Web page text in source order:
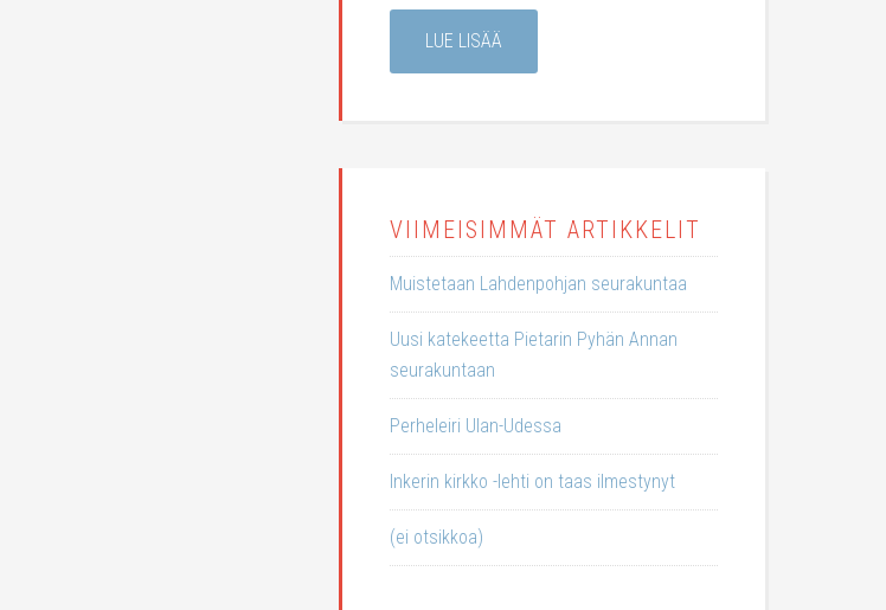
LUE LISÄÄ
VIIMEISIMMÄT ARTIKKELIT
Muistetaan Lahdenpohjan seurakuntaa
Uusi katekeetta Pietarin Pyhän Annan
seurakuntaan
Perheleiri Ulan-Udessa
Inkerin kirkko -lehti on taas ilmestynyt
(ei otsikkoa)